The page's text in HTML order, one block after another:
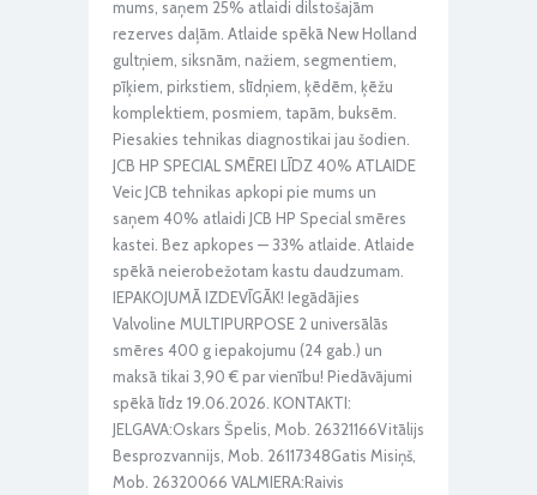
mums, saņem 25% atlaidi dilstošajām
rezerves daļām. Atlaide spēkā New Holland
gultņiem, siksnām, nažiem, segmentiem,
pīķiem, pirkstiem, slīdņiem, ķēdēm, ķēžu
komplektiem, posmiem, tapām, buksēm.
Piesakies tehnikas diagnostikai jau šodien.
JCB HP SPECIAL SMĒREI LĪDZ 40% ATLAIDE
Veic JCB tehnikas apkopi pie mums un
saņem 40% atlaidi JCB HP Special smēres
kastei. Bez apkopes — 33% atlaide. Atlaide
spēkā neierobežotam kastu daudzumam.
IEPAKOJUMĀ IZDEVĪGĀK! Iegādājies
Valvoline MULTIPURPOSE 2 universālās
smēres 400 g iepakojumu (24 gab.) un
maksā tikai 3,90 € par vienību! Piedāvājumi
spēkā līdz 19.06.2026. KONTAKTI:
JELGAVA:Oskars Špelis, Mob. 26321166Vitālijs
Besprozvannijs, Mob. 26117348Gatis Misiņš,
Mob. 26320066 VALMIERA:Raivis